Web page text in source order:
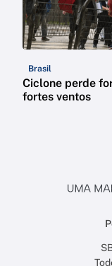
Brasil
Ciclone perde
fortes ventos